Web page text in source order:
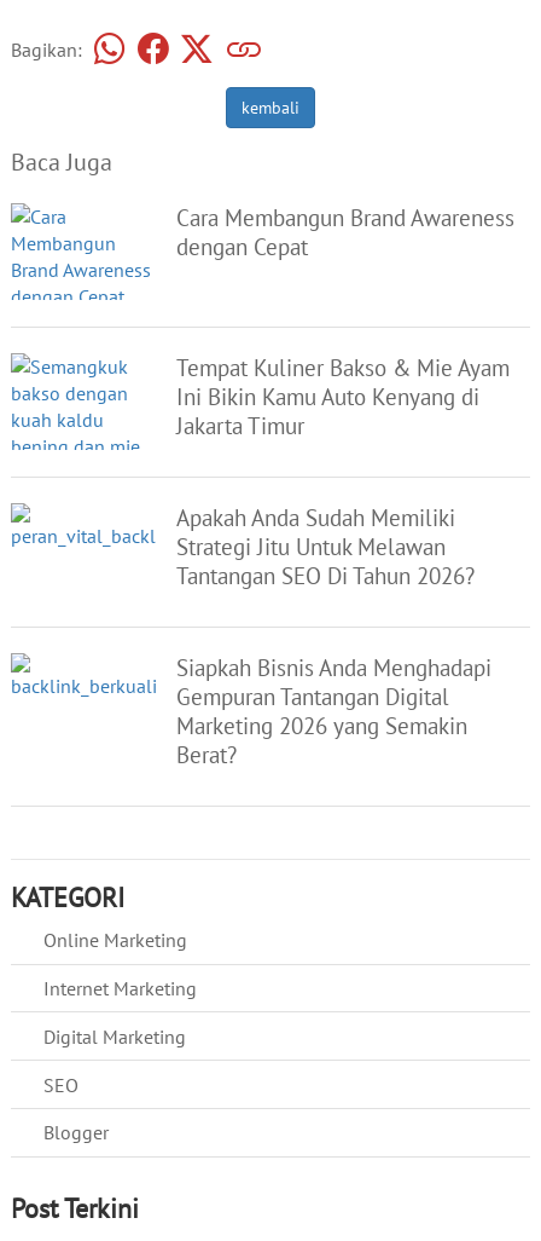
Bagikan:
kembali
Baca Juga
Cara Membangun Brand Awareness
dengan Cepat
Tempat Kuliner Bakso & Mie Ayam
Ini Bikin Kamu Auto Kenyang di
Jakarta Timur
Apakah Anda Sudah Memiliki
Strategi Jitu Untuk Melawan
Tantangan SEO Di Tahun 2026?
Siapkah Bisnis Anda Menghadapi
Gempuran Tantangan Digital
Marketing 2026 yang Semakin
Berat?
KATEGORI
Online Marketing
Internet Marketing
Digital Marketing
SEO
Blogger
Post Terkini